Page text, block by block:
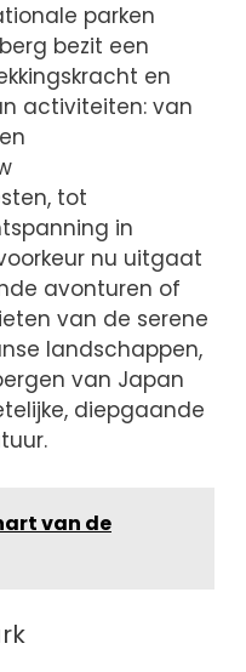
parken
bezit een
en
activiteiten: van
tot
in
nu uitgaat
avonturen of
van de serene
landschappen,
van Japan
diepgaande
van de